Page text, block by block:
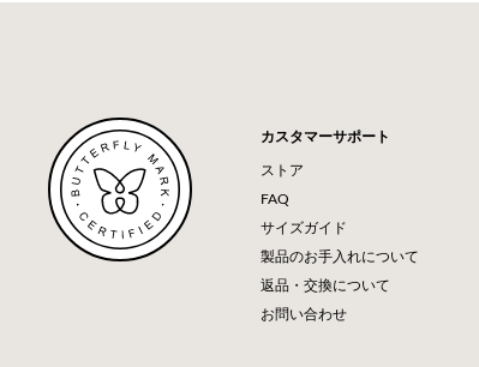
カスタマーサポート
ストア
FAQ
サイズガイド
製品のお手入れについて
返品・交換について
お問い合わせ